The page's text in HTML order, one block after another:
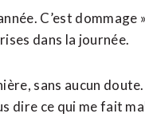
C’est dommage
dans la journée.
sans aucun
dire ce qui me fait